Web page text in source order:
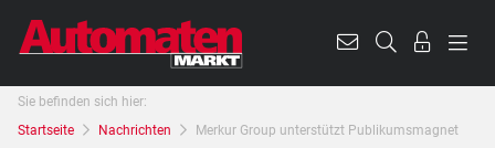
Sie befinden sich hier:
Startseite
Nachrichten
Merkur Group unterstützt Publikumsmagnet